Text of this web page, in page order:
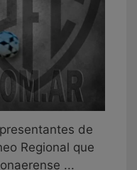
de
Regional que
...